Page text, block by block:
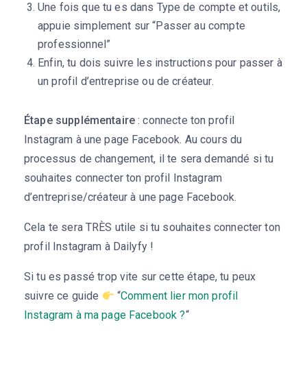
Une fois que tu es dans Type de compte et outils,
appuie simplement sur “Passer au compte
professionnel”
Enfin, tu dois suivre les instructions pour passer à
un profil d’entreprise ou de créateur.
Étape supplémentaire : connecte ton profil
Instagram à une page Facebook. Au cours du
processus de changement, il te sera demandé si tu
souhaites connecter ton profil Instagram
d’entreprise/créateur à une page Facebook.
Cela te sera TRÈS utile si tu souhaites connecter ton
profil Instagram à Dailyfy !
Si tu es passé trop vite sur cette étape, tu peux
suivre ce guide
“Comment lier mon profil
Instagram à ma page Facebook ?“